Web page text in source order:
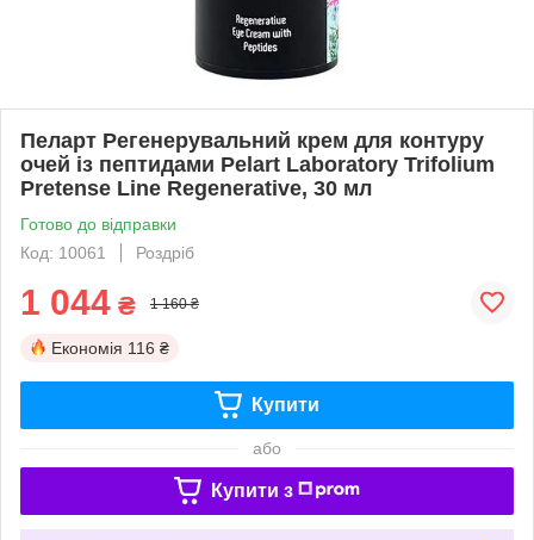
Пеларт Регенерувальний крем для контуру
очей із пептидами Pelart Laboratory Trifolium
Pretense Line Regenerative, 30 мл
Готово до відправки
Код: 10061
Роздріб
1 044 ₴ 1 160 ₴
Економія 116 ₴
Купити
або
Купити з